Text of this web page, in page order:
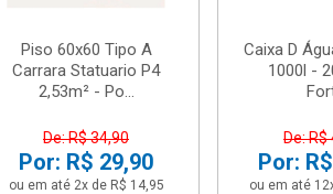
Piso 60x60 Tipo A
Carrara Statuario P4
2,53m² - Po...
De: R$ 34,90
Por: R$ 29,90
ou em até 2x de R$ 14,95
Caixa D
1000l -
De: R$
Por:
ou em até